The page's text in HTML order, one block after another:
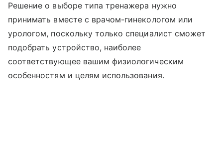
Решение о выборе типа тренажера нужно
принимать вместе с врачом-гинекологом или
урологом, поскольку только специалист сможет
подобрать устройство, наиболее
соответствующее вашим физиологическим
особенностям и целям использования.